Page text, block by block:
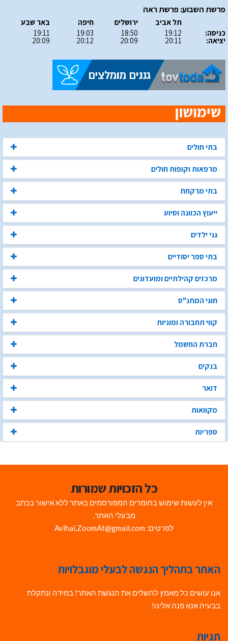
פרשת השבוע: פרשת ראה
כניסה:
יציאה:
תל אביב
19:12
20:11
ירושלים
18:50
20:09
חיפה
19:03
20:12
באר שבע
19:11
20:09
בתי חולים
מרפאות וקופות חולים
בתי מרקחת
ייעוץ הכוונה וסיוע
גני ילדים
בתי ספר יסודיים
מרכזים קהילתיים ומועדונים
חוגי המתנ"ס
קווי תחבורה ומוניות
חברת החשמל
בנקים
דואר
מקוואות
ספריות
כל הזכויות שמורות
אין לעשות שימוש בחומרים המפורסמים באתר ללא אישור בכתב
מבעלי האתר.
לפרטים: Avihai.ZoomAt@gmail.com
האתר בתהליך הנגשה לבעלי מוגבלויות
אנו עושים כל מאמץ להשלים את הנגשת האתר! במידה ונתקלת
בבעיה אנא פנה אלינו!
תגיות